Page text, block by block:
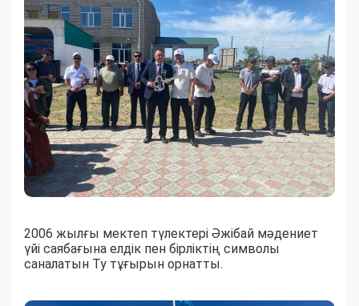
2006 жылғы мектеп түлектері Әжібай мәдениет
үйі саябағына елдік пен бірліктің символы
саналатын Ту тұғырын орнатты.